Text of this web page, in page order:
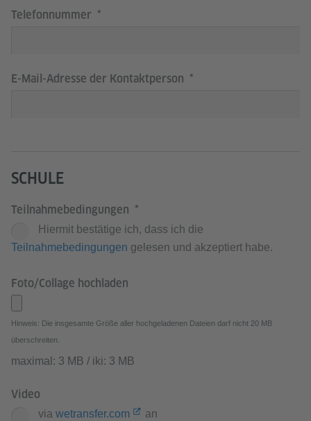
Telefonnummer
E-Mail-Adresse der Kontaktperson
SCHULE
Teilnahmebedingungen
Hiermit bestätige ich, dass ich die
Teilnahmebedingungen gelesen und akzeptiert habe.
Foto/Collage hochladen
Hinweis: Die insgesamte Größe aller hochgeladenen Dateien darf nicht 20 MB
überschreiten.
maximal: 3 MB / iki: 3 MB
Video
via wetransfer.com
an